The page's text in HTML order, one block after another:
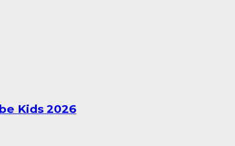
Kids 2026